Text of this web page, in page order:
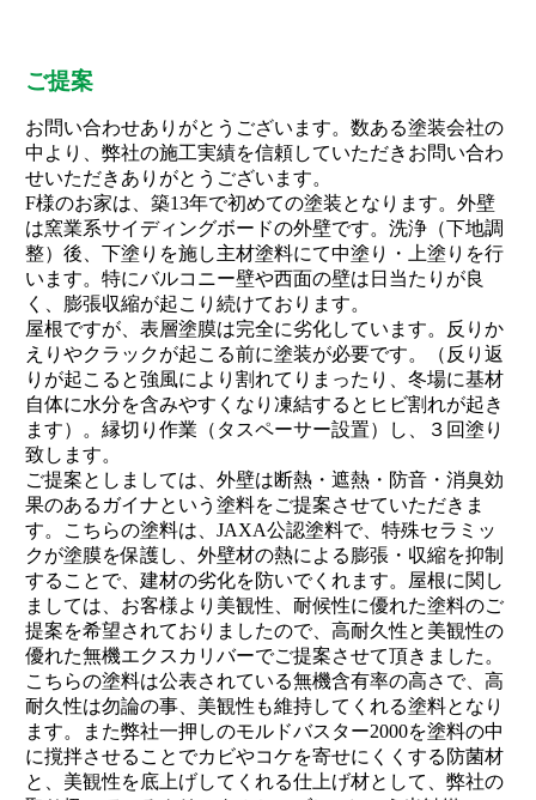
ご提案
お問い合わせありがとうございます。数ある塗装会社の
中より、弊社の施工実績を信頼していただきお問い合わ
せいただきありがとうございます。
F様のお家は、築13年で初めての塗装となります。外壁
は窯業系サイディングボードの外壁です。洗浄（下地調
整）後、下塗りを施し主材塗料にて中塗り・上塗りを行
います。特にバルコニー壁や西面の壁は日当たりが良
く、膨張収縮が起こり続けております。
屋根ですが、表層塗膜は完全に劣化しています。反りか
えりやクラックが起こる前に塗装が必要です。（反り返
りが起こると強風により割れてりまったり、冬場に基材
自体に水分を含みやすくなり凍結するとヒビ割れが起き
ます）。縁切り作業（タスペーサー設置）し、３回塗り
致します。
ご提案としましては、外壁は断熱・遮熱・防音・消臭効
果のあるガイナという塗料をご提案させていただきま
す。こちらの塗料は、JAXA公認塗料で、特殊セラミッ
クが塗膜を保護し、外壁材の熱による膨張・収縮を抑制
することで、建材の劣化を防いでくれます。屋根に関し
ましては、お客様より美観性、耐候性に優れた塗料のご
提案を希望されておりましたので、高耐久性と美観性の
優れた無機エクスカリバーでご提案させて頂きました。
こちらの塗料は公表されている無機含有率の高さで、高
耐久性は勿論の事、美観性も維持してくれる塗料となり
ます。また弊社一押しのモルドバスター2000を塗料の中
に撹拌させることでカビやコケを寄せにくくする防菌材
と、美観性を底上げしてくれる仕上げ材として、弊社の